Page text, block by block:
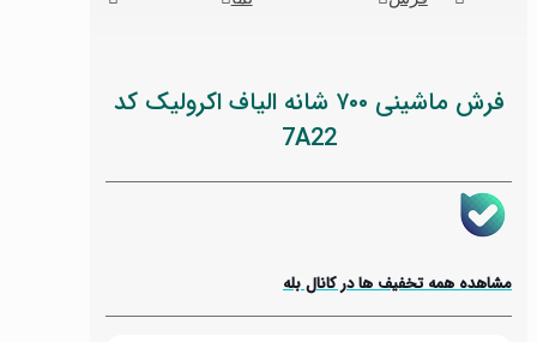
فرش ماشینی ۷۰۰ شانه الیاف اکرولیک کد
7A22
مشاهده همه تخفیف ها در کانال بله